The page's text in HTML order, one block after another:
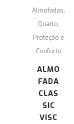
Almofadas,
Quarto,
Proteção e
Conforto
ALMO
FADA
CLAS
SIC
VISC